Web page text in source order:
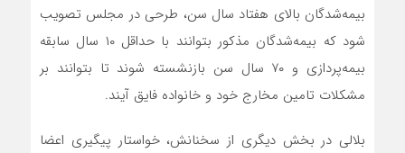
بیمه‌شدگان بالای هفتاد سال سن، طرحی در مجلس تصویب
شود که بیمه‌شدگان مذکور بتوانند با حداقل ۱۰ سال سابقه
بیمه‌پردازی و ۷۰ سال سن بازنشسته شوند تا بتوانند بر
مشکلات تامین مخارج خود و خانواده فایق آیند.
بلالی در بخش دیگری از سخنانش، خواستار پیگیری اعضا